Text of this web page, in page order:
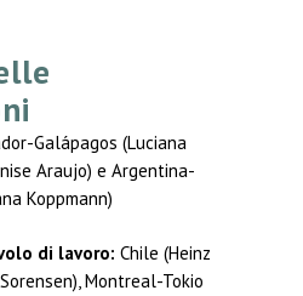
Galápagos (Luciana
Araujo) e Argentina-
Koppmann)
di lavoro: Chile (Heinz
Montreal-Tokio